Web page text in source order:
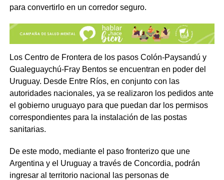
para convertirlo en un corredor seguro.
Los Centro de Frontera de los pasos Colón-Paysandú y
Gualeguaychú-Fray Bentos se encuentran en poder del
Uruguay. Desde Entre Ríos, en conjunto con las
autoridades nacionales, ya se realizaron los pedidos ante
el gobierno uruguayo para que puedan dar los permisos
correspondientes para la instalación de las postas
sanitarias.
De este modo, mediante el paso fronterizo que une
Argentina y el Uruguay a través de Concordia, podrán
ingresar al territorio nacional las personas de